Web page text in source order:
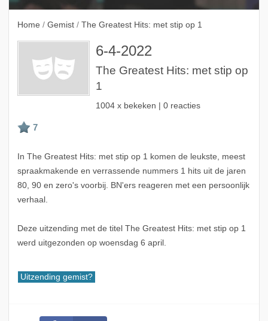
Home / Gemist / The Greatest Hits: met stip op 1
6-4-2022
The Greatest Hits: met stip op
1
1004 x bekeken | 0 reacties
In The Greatest Hits: met stip op 1 komen de leukste, meest
spraakmakende en verrassende nummers 1 hits uit de jaren
80, 90 en zero's voorbij. BN'ers reageren met een persoonlijk
verhaal.
Deze uitzending met de titel The Greatest Hits: met stip op 1
werd uitgezonden op woensdag 6 april.
Uitzending gemist?